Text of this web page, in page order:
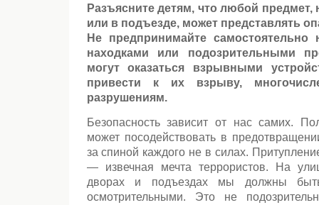
Разъясните детям, что любой
или в подъезде, может представлять
Не предпринимайте самостоятельно
находками или подозрительными
могут оказаться взрывными
привести к их взрыву,
разрушениям.
Безопасность зависит от нас самих.
может посодействовать в
за спиной каждого не в силах.
— извечная мечта террористов. На
дворах и подъездах мы должны
осмотрительными. Это не